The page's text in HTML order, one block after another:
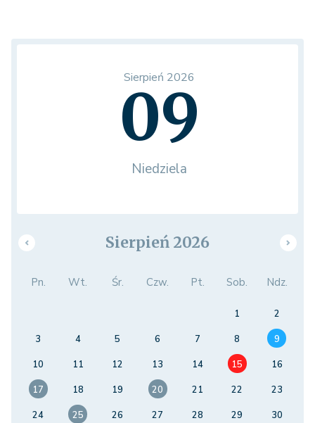
Sierpień 2026
09
Niedziela
Sierpień 2026
Pn. Wt. Śr. Czw. Pt. Sob. Ndz.
1
2
3
4 5 6 7 8
9
10
11 12 13 14 15
16
17
18 19 20 21 22
23
24
25 26 27 28 29
30